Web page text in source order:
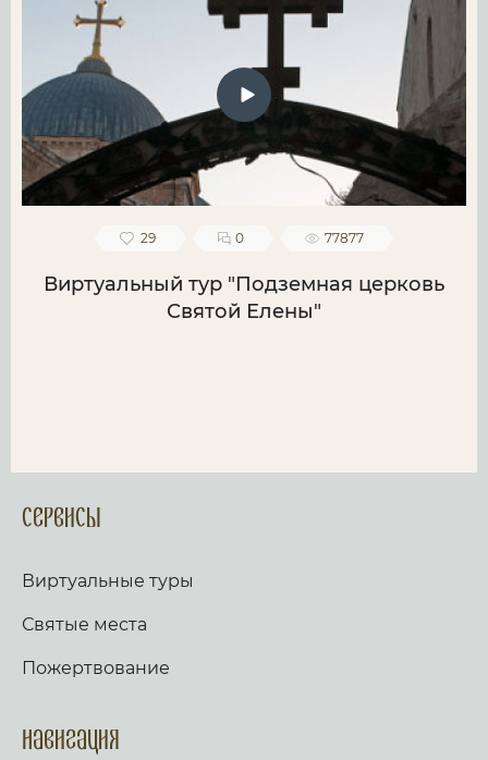
29 0 77877
Виртуальный тур "Подземная церковь
Святой Елены"
Сервисы
Виртуальные туры
Святые места
Пожертвование
Навигация